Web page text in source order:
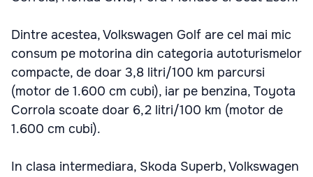
Dintre acestea, Volkswagen Golf are cel mai mic
consum pe motorina din categoria autoturismelor
compacte, de doar 3,8 litri/100 km parcursi
(motor de 1.600 cm cubi), iar pe benzina, Toyota
Corrola scoate doar 6,2 litri/100 km (motor de
1.600 cm cubi).
In clasa intermediara, Skoda Superb, Volkswagen